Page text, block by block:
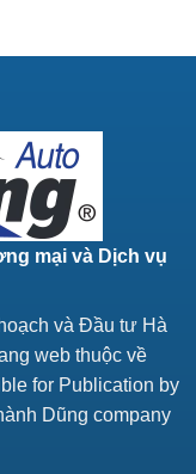
mại và Dịch vụ
và Đầu tư Hà
web thuộc về
for Publication by
Dũng company